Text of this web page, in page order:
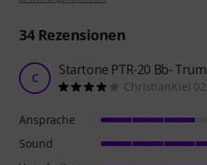
34Rezensionen
C Startone PTR-20 Bb-
ChristianKiel
Ansprache
Sound